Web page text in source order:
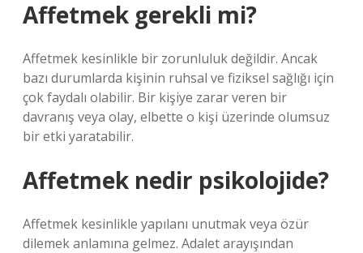
Affetmek gerekli mi?
Affetmek kesinlikle bir zorunluluk değildir. Ancak
bazı durumlarda kişinin ruhsal ve fiziksel sağlığı için
çok faydalı olabilir. Bir kişiye zarar veren bir
davranış veya olay, elbette o kişi üzerinde olumsuz
bir etki yaratabilir.
Affetmek nedir psikolojide?
Affetmek kesinlikle yapılanı unutmak veya özür
dilemek anlamına gelmez. Adalet arayışından